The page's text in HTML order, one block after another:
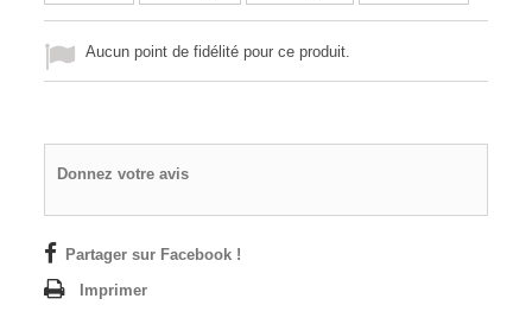
Aucun point de fidélité pour ce produit.
Donnez votre avis
Partager sur Facebook !
Imprimer